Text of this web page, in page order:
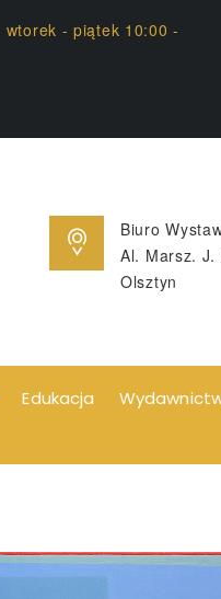
wtorek - piątek 10:00 -
Biuro
Al. Marsz. J.
Olsztyn
Edukacja